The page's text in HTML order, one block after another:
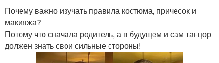
Почему важно изучать правила костюма, причесок и
макияжа?
Потому что сначала родитель, а в будущем и сам танцор
должен знать свои сильные стороны!